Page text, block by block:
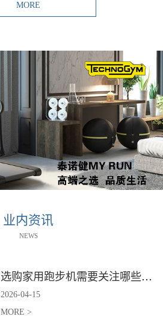
MORE
业内资讯
NEWS
选购家用跑步机需要关注哪些核心参数？
2026-04-15
MORE >